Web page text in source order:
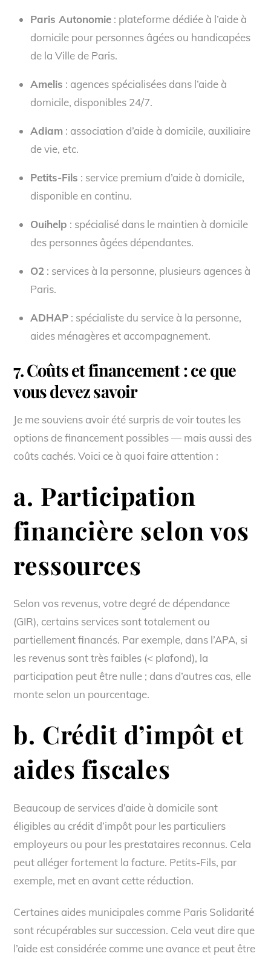
Paris Autonomie: plateforme dédiée à l’aide à
domicile pour personnes âgées ou handicapées
de la Ville de Paris.
Amelis : agences spécialisées dans l’aide à
domicile, disponibles 24/7.
Adiam : association d’aide à domicile, auxiliaire
de vie, etc.
Petits-Fils : service premium d’aide à domicile,
disponible en continu.
Ouihelp : spécialisé dans le maintien à domicile
des personnes âgées dépendantes.
O2: services à la personne, plusieurs agences à
Paris.
ADHAP: spécialiste du service à la personne,
aides ménagères et accompagnement.
7. Coûts et financement : ce que
vous devez savoir
Je me souviens avoir été surpris de voir toutes les
options de financement possibles — mais aussi des
coûts cachés. Voici ce à quoi faire attention :
a. Participation
financière selon vos
ressources
Selon vos revenus, votre degré de dépendance
(GIR), certains services sont totalement ou
partiellement financés. Par exemple, dans l’APA, si
les revenus sont très faibles (< plafond), la
participation peut être nulle ; dans d’autres cas, elle
monte selon un pourcentage.
b. Crédit d’impôt et
aides fiscales
Beaucoup de services d’aide à domicile sont
éligibles au crédit d’impôt pour les particuliers
employeurs ou pour les prestataires reconnus. Cela
peut alléger fortement la facture. Petits-Fils, par
exemple, met en avant cette réduction.
Certaines aides municipales comme Paris Solidarité
sont récupérables sur succession. Cela veut dire que
l’aide est considérée comme une avance et peut être